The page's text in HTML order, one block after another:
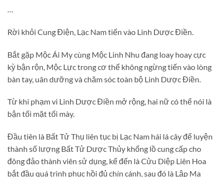
…
Rời khỏi Cung Điện, Lạc Nam tiến vào Linh Dược Điền.
Bắt gặp Mộc Ái My cùng Mộc Linh Nhu đang loay hoay cực
kỳ bận rộn, Mộc Lực trong cơ thể không ngừng tiến vào lòng
bàn tay, uân dưỡng và chăm sóc toàn bộ Linh Dược Điền.
Từ khi phạm vi Linh Dược Điền mở rộng, hai nữ có thể nói là
bận tối mặt tối mày.
Đầu tiên là Bất Tử Thụ liên tục bị Lạc Nam hái lá cây để luyện
thành số lượng Bất Tử Dược Thủy khổng lồ cung cấp cho
đông đảo thành viên sử dụng, kế đến là Cửu Diệp Liên Hoa
bắt đầu quá trình phục hồi đủ chín cánh, sau đó là Lập Ma